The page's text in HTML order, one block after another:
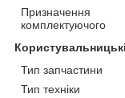
Призначення
комплектуючого
Тип запчастини
Тип техніки